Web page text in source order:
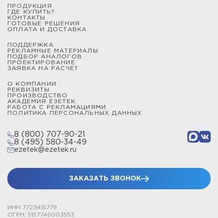
от 1 до 9 метров и закрепляются на плоских
поверхностях при помощи бетонных утяжелителей.
изготовлены из алюминиевых секций, которые
надежно скрепляются между собой, образуя защитную
конструкцию от 2,3 до 22,5 метров.
Мачты и молниеотводы телескопические типа СМТ
выполнены из стальных секций и позволяют получить
зону защиты от молнии произвольной высоты до 15,5
закрепляются при помощи подпятников и комплектов
растяжек.
Чтобы сделать расчет цены проекта, выбрать
конструкцию молниеотвода, спроектировать систему
заземления или купить устройство защиты от
сотрудникам по телефону или через онлайн-чат.
ПРОДУКЦИЯ
ГДЕ КУПИТЬ?
КОНТАКТЫ
ГОТОВЫЕ РЕШЕНИЯ
ОПЛАТА И ДОСТАВКА
ПОДДЕРЖКА
РЕКЛАМНЫЕ МАТЕРИАЛЫ
ПОДБОР АНАЛОГОВ
ПРОЕКТИРОВАНИЕ
ЗАЯВКА НА РАСЧЕТ
О КОМПАНИИ
РЕКВИЗИТЫ
ПРОИЗВОДСТВО
АКАДЕМИЯ ЕЗЕТЕК
РАБОТА С РЕКЛАМАЦИЯМИ
ПОЛИТИКА ПЕРСОНАЛЬНЫХ ДАННЫХ
8 (800) 707-90-21
8 (495) 580-34-49
ezetek@ezetek.ru
ЗАКАЗАТЬ ЗВОНОК
ИНН 7723415779
ОГРН: 5157746003553